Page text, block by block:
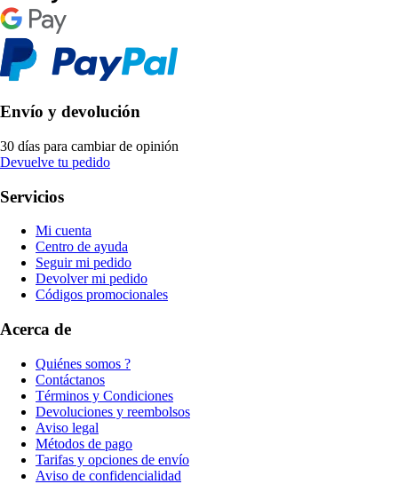
Envío y devolución
30 días para cambiar de opinión
Devuelve tu pedido
Servicios
Mi cuenta
Centro de ayuda
Seguir mi pedido
Devolver mi pedido
Códigos promocionales
Acerca de
Quiénes somos ?
Contáctanos
Términos y Condiciones
Devoluciones y reembolsos
Aviso legal
Métodos de pago
Tarifas y opciones de envío
Aviso de confidencialidad